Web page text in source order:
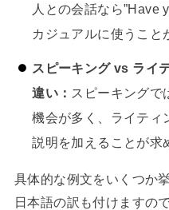
人との会話なら”Have
カジュアルに使うこと
スピーキング vs ライ
違い： スピーキングで
機会が多く、ライティ
説明を加えることが求
具体的な例文をいくつか
日本語の訳も付けますの